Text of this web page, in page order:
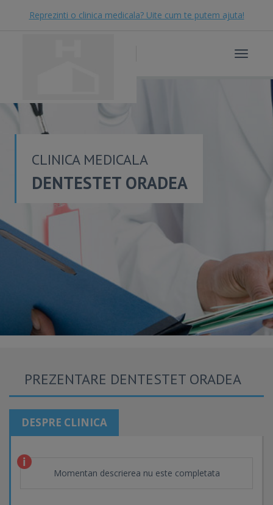
Reprezinti o clinica medicala? Uite cum te putem ajuta!
Toggle
CLINICA MEDICALA
DENTESTET ORADEA
PREZENTARE DENTESTET ORADEA
DESPRE CLINICA
Momentan descrierea nu este completata